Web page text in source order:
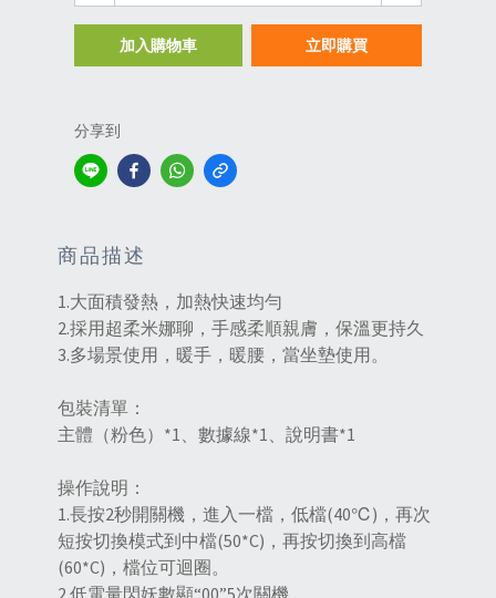
加入購物車 立即購買
分享到
商品描述
1.大面積發熱，加熱快速均勻
2.採用超柔米娜聊，手感柔順親膚，保溫更持久
3.多場景使用，暖手，暖腰，當坐墊使用。
包裝清單：
主體（粉色）*1、數據線*1、說明書*1
操作說明：
1.長按2秒開關機，進入一檔，低檔(40℃)，再次
短按切換模式到中檔(50*C)，再按切換到高檔
(60*C)，檔位可迴圈。